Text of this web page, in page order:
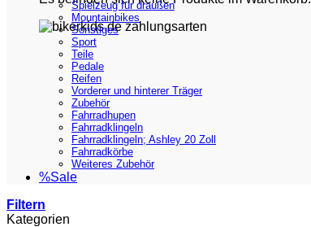
Spielzeug für draußen
Mountainbikes
Sonstiges
Sport
Teile
Pedale
Reifen
Vorderer und hinterer Träger
Zubehör
Fahrradhupen
Fahrradklingeln
Fahrradklingeln; Ashley 20 Zoll
Fahrradkörbe
Weiteres Zubehör
%Sale
Filtern
Kategorien